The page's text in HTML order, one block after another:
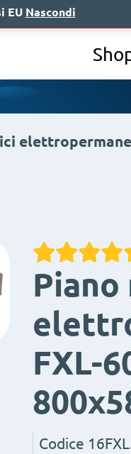
Chi siamo
Piano
FXL-
Codice
EU Nascondi